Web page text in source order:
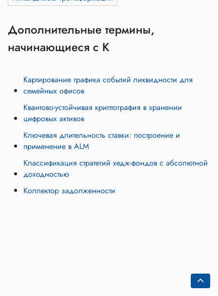
Дополнительные термины,
начинающиеся с К
Картирование графика событий ликвидности для
семейных офисов
Квантово-устойчивая криптография в хранении
цифровых активов
Ключевая длительность ставки: построение и
применение в ALM
Классификация стратегий хедж-фондов с абсолютной
доходностью
Коллектор задолженности